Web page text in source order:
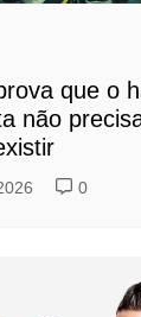
que o
não
0